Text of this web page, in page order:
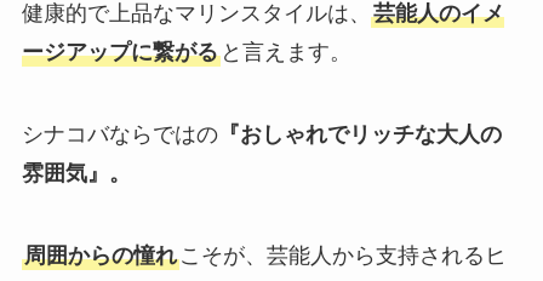
健康的で上品なマリンスタイルは、 芸能人のイメ
ージアップに繋がると言えます。
シナコバならではの『おしゃれでリッチな大人の
雰囲気』。
周囲からの憧れこそが、芸能人から支持されるヒ